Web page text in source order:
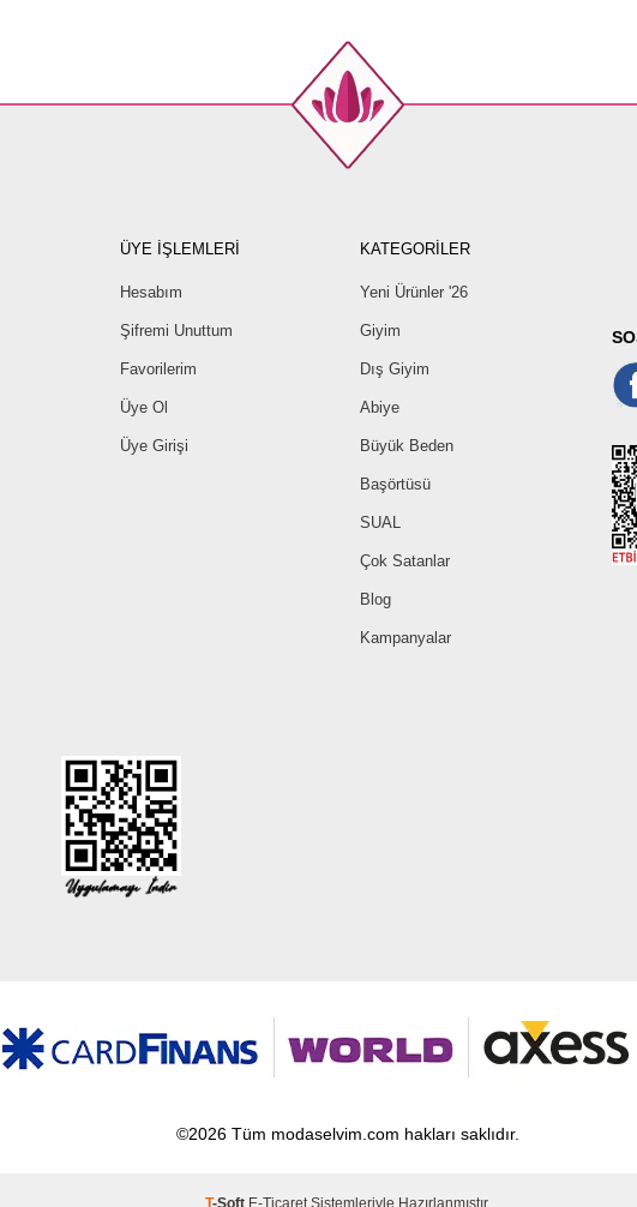
ÜYE İŞLEMLERİ
Hesabım
Şifremi Unuttum
Favorilerim
Üye Ol
Üye Girişi
KATEGORİLER
Yeni Ürünler '26
Giyim
Dış Giyim
Abiye
Büyük Beden
Başörtüsü
SUAL
Çok Satanlar
Blog
Kampanyalar
©2026 Tüm modaselvim.com hakları saklıdır.
T-Soft E-Ticaret Sistemleriyle Hazırlanmıştır.